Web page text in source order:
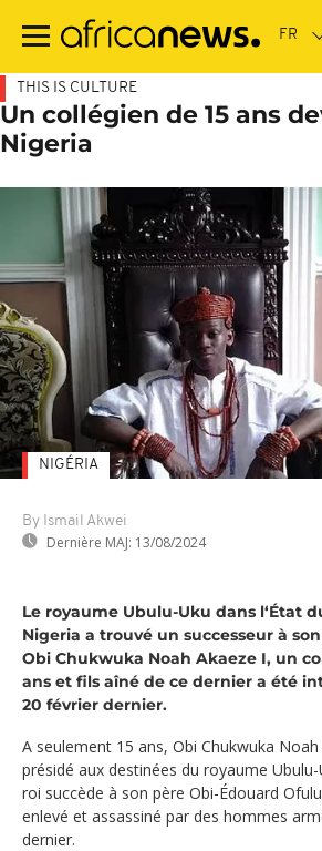
contenu
THIS IS CULTURE
Un collégien de 15 ans
Nigeria
By Ismail Akwei
Dernière MAJ: 13/08/2024
NIGÉRIA
Le royaume Ubulu-Uku dans l‘État
Nigeria a trouvé un successeur à
Obi Chukwuka Noah Akaeze I, un
ans et fils aîné de ce dernier a été
20 février dernier.
A seulement 15 ans, Obi Chukwuka
présidé aux destinées du royaume
roi succède à son père Obi-Édouard
enlevé et assassiné par des hommes
dernier.